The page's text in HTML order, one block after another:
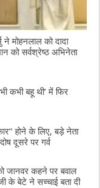
ने मोहनलाल को दादा
को सर्वश्रेष्ठ अभिनेता
कभी बहू थी’ में फिर
होने के लिए, बड़े नेता
दूसरे पर गर्व
जानवर कहने पर बवाल
के बेटे ने सच्चाई बता दी